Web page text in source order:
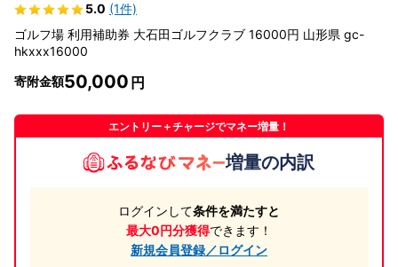
5.0 (1件)
ゴルフ場 利用補助券 大石田ゴルフクラブ 16000円 山形県 gc-
hkxxx16000
寄附金額50,000
エントリー＋チャージでマネー増量！
増量の内訳
ログインして条件を満たすと
最大0円分獲得できます！
新規会員登録／ログイン